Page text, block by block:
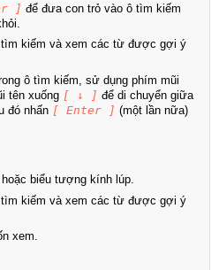
] để đưa con trỏ vào ô tìm kiếm
kiếm và xem các từ được gợi ý
ô tìm kiếm, sử dụng phím mũi
tên xuống [ ↓ ] để di chuyển giữa
đó nhấn [ Enter ] (một lần nữa)
biểu tượng kính lúp.
kiếm và xem các từ được gợi ý
xem.